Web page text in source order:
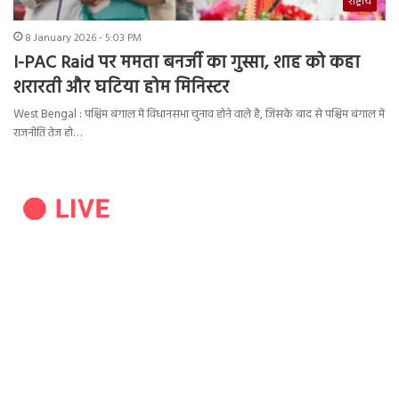
8 January 2026 - 5:03 PM
I-PAC Raid पर ममता बनर्जी का गुस्सा, शाह को कहा
शरारती और घटिया होम मिनिस्टर
West Bengal : पश्चिम बंगाल में विधानसभा चुनाव होने वाले है, जिसके बाद से पश्चिम बंगाल में
राजनीति तेज हो…